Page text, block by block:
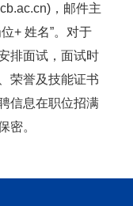
，邮件主
+ 姓名”。对于
排面试，面试时
荣誉及技能证书
信息在职位招满
密。